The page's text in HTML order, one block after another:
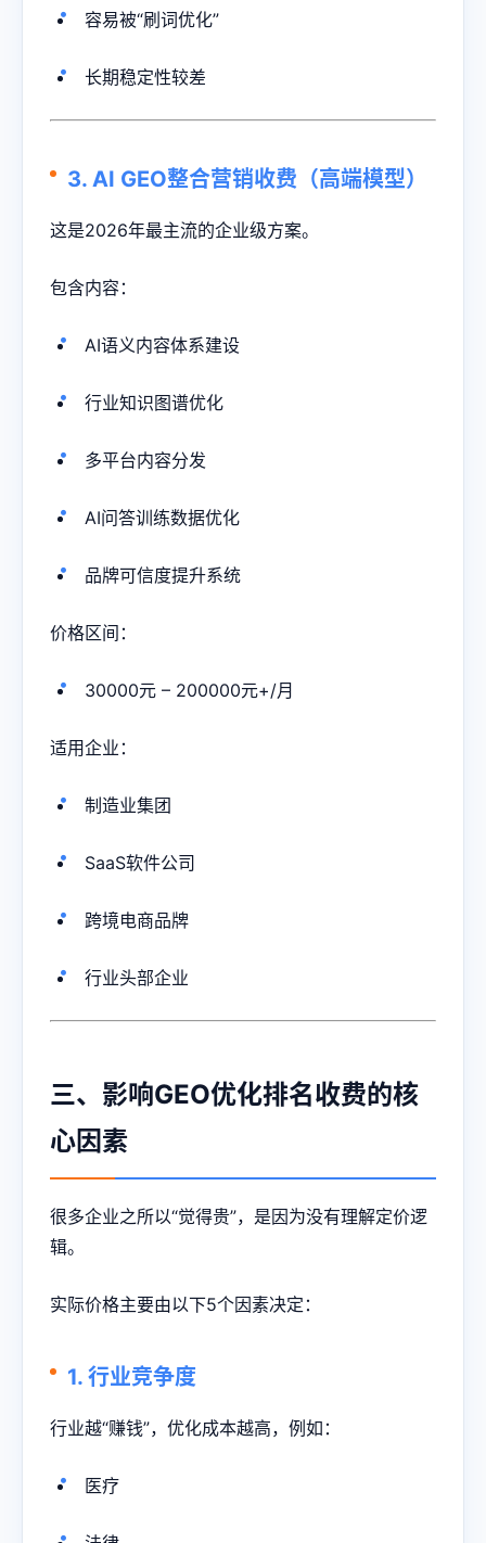
容易被“刷词优化”
长期稳定性较差
3. AI GEO整合营销收费（高端模型）
这是2026年最主流的企业级方案。
包含内容：
AI语义内容体系建设
行业知识图谱优化
多平台内容分发
AI问答训练数据优化
品牌可信度提升系统
价格区间：
30000元 – 200000元+/月
适用企业：
制造业集团
SaaS软件公司
跨境电商品牌
行业头部企业
三、影响GEO优化排名收费的核
心因素
很多企业之所以“觉得贵”，是因为没有理解定价逻
辑。
实际价格主要由以下5个因素决定：
1. 行业竞争度
行业越“赚钱”，优化成本越高，例如：
医疗